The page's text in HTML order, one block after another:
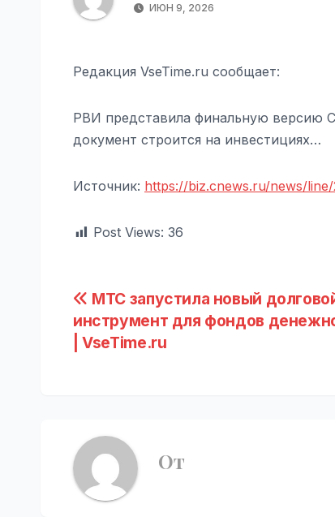
ИЮН 9, 2026
Редакция VseTime.ru сообщает:
РВИ представила финальную версию
документ строится на инвестициях…
Источник: https://biz.cnews.ru/news/
Post Views: 36
Навигация
по
МТС запустила новый
инструмент для фондов
| VseTime.ru
От